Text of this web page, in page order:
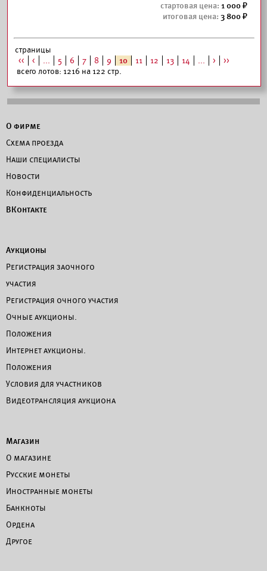
1 000
3 800
страницы
<<
< ... 5 6 7 8 9 10 11 12 13 14 ... >
>>
всего лотов: 1216 на 122 стр.
О фирме
Схема проезда
Наши специалисты
Новости
Конфиденциальность
ВКонтакте
Аукционы
Регистрация заочного
участия
Регистрация очного участия
Очные аукционы.
Положения
Интернет аукционы.
Положения
Условия для участников
Видеотрансляция аукциона
Магазин
О магазине
Русские монеты
Иностранные монеты
Банкноты
Ордена
Другое